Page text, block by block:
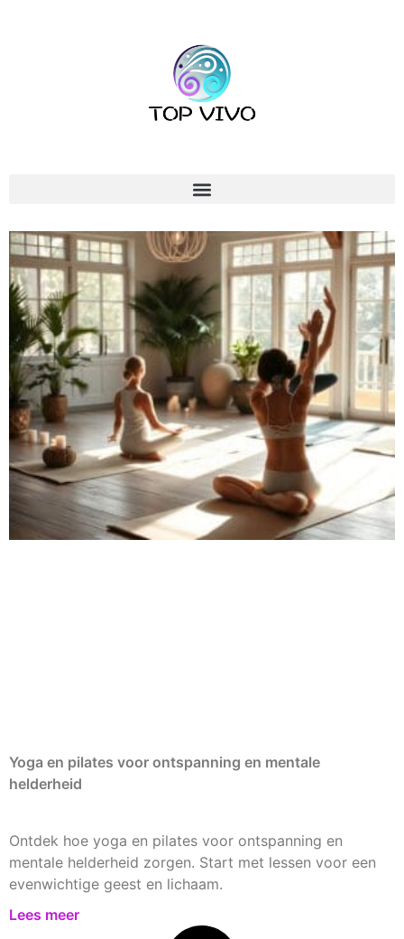
Yoga en pilates voor ontspanning en mentale
helderheid
Ontdek hoe yoga en pilates voor ontspanning en
mentale helderheid zorgen. Start met lessen voor een
evenwichtige geest en lichaam.
Lees meer